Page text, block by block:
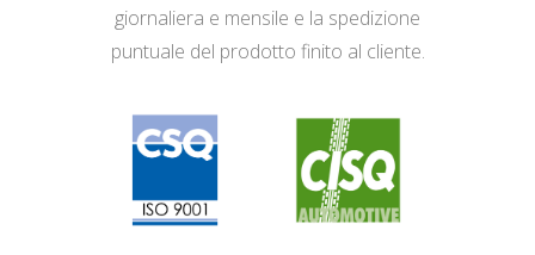
giornaliera e mensile e la spedizione
puntuale del prodotto finito al cliente.